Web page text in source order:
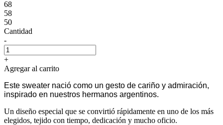
68
58
50
Cantidad
-
+
Agregar al carrito
Este sweater nació como un gesto de cariño y admiración,
inspirado en nuestros hermanos argentinos.
Un diseño especial que se convirtió rápidamente en uno de los más
elegidos, tejido con tiempo, dedicación y mucho oficio.